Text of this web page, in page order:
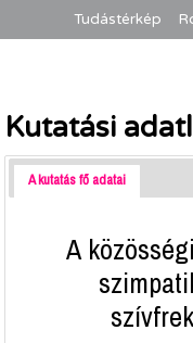
Tudástérkép
Kutatási
A kutatás fő adatai
A